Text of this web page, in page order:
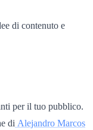
di contenuto e
per il tuo pubblico.
di Alejandro Marcos